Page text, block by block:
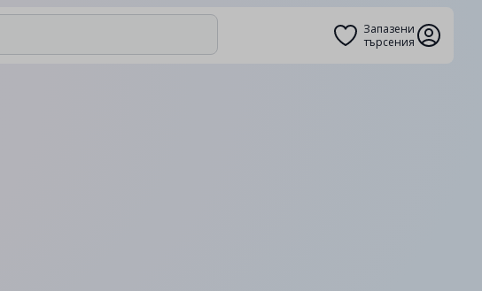
Запазени
търсения